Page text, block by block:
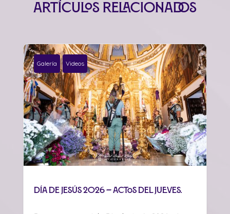
Artículos relacionados
Galería Videos
Día de Jesús 2026 – Actos del jueves.